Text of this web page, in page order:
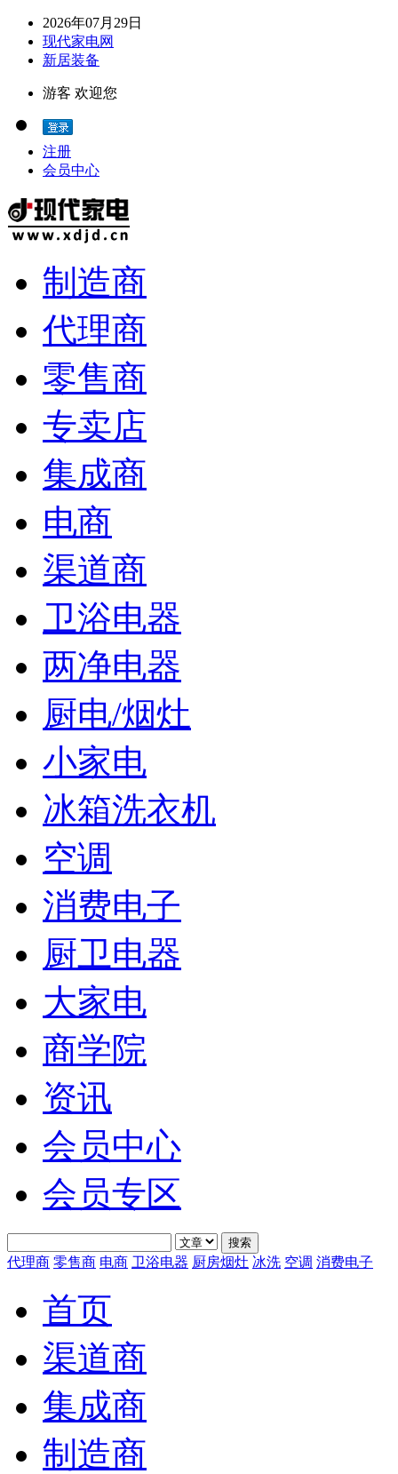
2026年07月29日
现代家电网
新居装备
游客 欢迎您
注册
会员中心
制造商
代理商
零售商
专卖店
集成商
电商
渠道商
卫浴电器
两净电器
厨电/烟灶
小家电
冰箱洗衣机
空调
消费电子
厨卫电器
大家电
商学院
资讯
会员中心
会员专区
代理商 零售商 电商 卫浴电器 厨房烟灶 冰洗 空调 消费电子
首页
渠道商
集成商
制造商